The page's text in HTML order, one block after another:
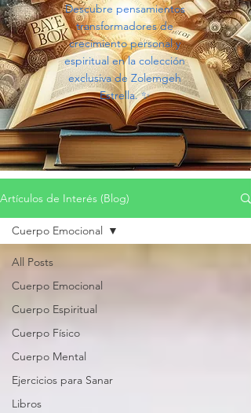
Descubre pensamientos
transformadores de
crecimiento personal y
espiritual en la colección
exclusiva de Zolemgeh
Estrella. ✨
Artículos de Interés (Blog)
All Posts
Cuerpo Emocional
Cuerpo Espiritual
Cuerpo Físico
Cuerpo Mental
Ejercicios para Sanar
Libros
Cuerpo Emocional